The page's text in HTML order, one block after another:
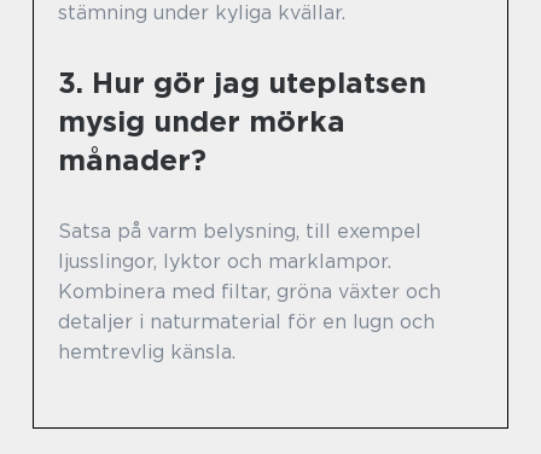
stämning under kyliga kvällar.
3. Hur gör jag uteplatsen
mysig under mörka
månader?
Satsa på varm belysning, till exempel
ljusslingor, lyktor och marklampor.
Kombinera med filtar, gröna växter och
detaljer i naturmaterial för en lugn och
hemtrevlig känsla.